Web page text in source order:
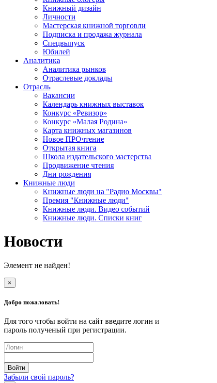
Книжный дизайн
Личности
Мастерская книжной торговли
Подписка и продажа журнала
Спецвыпуск
Юбилей
Аналитика
Аналитика рынков
Отраслевые доклады
Отрасль
Вакансии
Календарь книжных выставок
Конкурс «Ревизор»
Конкурс «Малая Родина»
Карта книжных магазинов
Новое ПРОчтение
Открытая книга
Школа издательского мастерства
Продвижение чтения
Дни рождения
Книжные люди
Книжные люди на "Радио Москвы"
Премия "Книжные люди"
Книжные люди. Видео событий
Книжные люди. Списки книг
Новости
Элемент не найден!
×
Добро пожаловать!
Для того чтобы войти на сайт введите логин и
пароль полученый при регистрации.
Забыли свой пароль?